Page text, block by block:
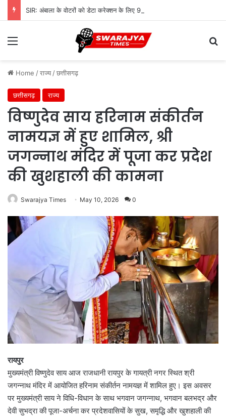
Menu
Home /राज्य /छत्तीसगढ़
छत्तीसगढ़ राज्य
विष्णुदेव साय हरिनाम संकीर्तन
नामयज्ञ में हुए शामिल, श्री
जगन्नाथ मंदिर में पूजा कर प्रदेश
की खुशहाली की कामना
Swarajya Times May 10, 2026 0
रायपुर
मुख्यमंत्री विष्णुदेव साय आज राजधानी रायपुर के गायत्री नगर स्थित श्री
जगन्नाथ मंदिर में आयोजित हरिनाम संकीर्तन नामयज्ञ में शामिल हुए। इस अवसर
पर मुख्यमंत्री साय ने विधि-विधान के साथ भगवान जगन्नाथ, भगवान बलभद्र और
देवी सुभद्रा की पूजा-अर्चना कर प्रदेशवासियों के सुख, समृद्धि और खुशहाली की